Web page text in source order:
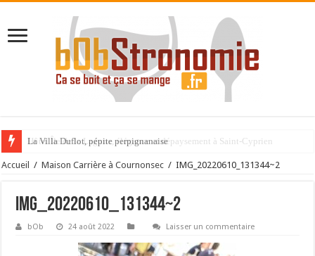
La Villa Duflot, pépite perpignanaise
Accueil / Maison Carrière à Cournonsec / IMG_20220610_131344~2
IMG_20220610_131344~2
bOb 24 août 2022 Laisser un commentaire